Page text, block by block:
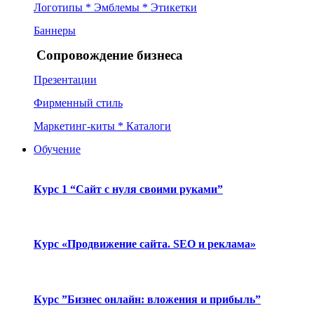
Логотипы * Эмблемы * Этикетки
Баннеры
Сопровождение бизнеса
Презентации
Фирменный стиль
Маркетинг-киты * Каталоги
Обучение
Курс 1 “Сайт с нуля своими руками”
Курс «Продвижение сайта. SEO и реклама»
Курс ”Бизнес онлайн: вложения и прибыль”